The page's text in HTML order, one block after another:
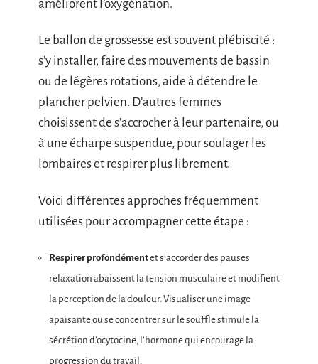
améliorent l’oxygénation.
Le ballon de grossesse est souvent plébiscité :
s’y installer, faire des mouvements de bassin
ou de légères rotations, aide à détendre le
plancher pelvien. D’autres femmes
choisissent de s’accrocher à leur partenaire, ou
à une écharpe suspendue, pour soulager les
lombaires et respirer plus librement.
Voici différentes approches fréquemment
utilisées pour accompagner cette étape :
Respirer profondémentet s’accorder des pauses
relaxation abaissent la tension musculaire et modifient
la perception de la douleur. Visualiser une image
apaisante ou se concentrer sur le souffle stimule la
sécrétion d’ocytocine, l’hormone qui encourage la
progression du travail.